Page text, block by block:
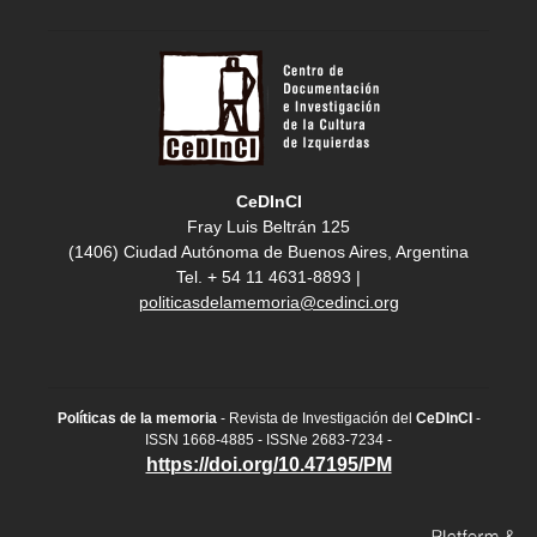
CeDInCI
Fray Luis Beltrán 125
(1406) Ciudad Autónoma de Buenos Aires, Argentina
Tel. + 54 11 4631-8893 |
politicasdelamemoria@cedinci.org
Políticas de la memoria- Revista de Investigación del CeDInCI -
ISSN 1668-4885 - ISSNe 2683-7234 -
https://doi.org/10.47195/PM